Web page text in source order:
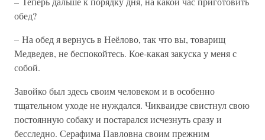
обед?
– На обед я вернусь в Неёлово, так что вы, товарищ
Медведев, не беспокойтесь. Кое-какая закуска у меня с
собой.
Завойко был здесь своим человеком и в особенно
тщательном уходе не нуждался. Чикваидзе свистнул свою
постоянную собаку и постарался исчезнуть сразу и
бесследно. Серафима Павловна своим прежним